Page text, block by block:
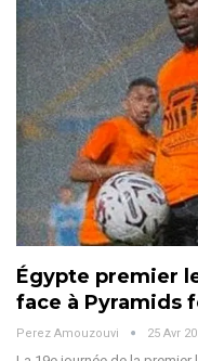
Égypte premier
face à Pyramids
Perez Amouzouvi 25 Avr